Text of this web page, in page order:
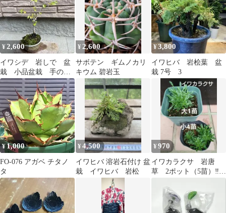
¥2,600
イワシデ 岩しで 盆
栽 小品盆栽 手の平
盆栽
¥ 2,600
サボテン ギムノカリ
キウム 碧岩玉
¥3,800
イワヒバ 岩桧葉 盆
栽 7号 3
¥1,000
FO-076 アガベ チタノ
タ
¥4,500
イワヒバ 溶岩石付け 盆
栽 イワヒバ 岩松
¥970
イワカラクサ 岩唐
草 2ポット（5苗）‼️
栽 苔玉